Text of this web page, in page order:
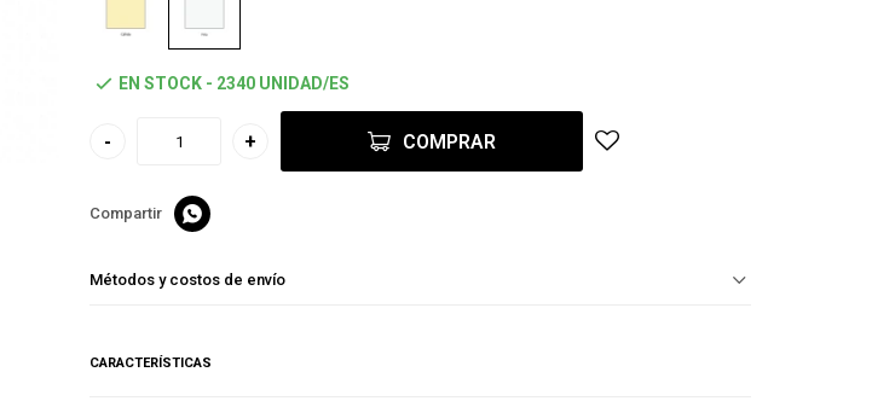
EN STOCK - 2340 UNIDAD/ES
- + COMPRAR

Métodos y costos de envío
CARACTERÍSTICAS